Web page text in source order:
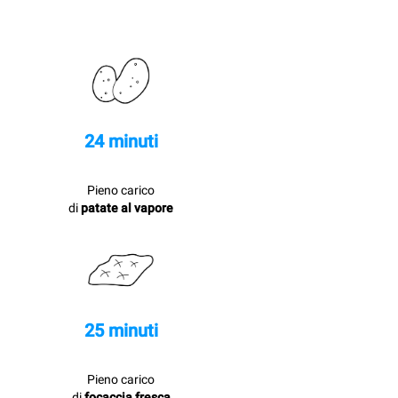
24 minuti
Pieno carico
dipatate al vapore
25 minuti
Pieno carico